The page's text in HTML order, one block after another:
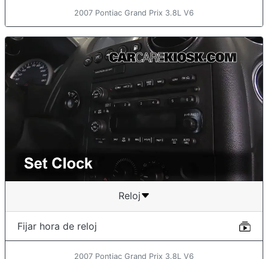
2007 Pontiac Grand Prix 3.8L V6
Reloj
Fijar hora de reloj
2007 Pontiac Grand Prix 3.8L V6